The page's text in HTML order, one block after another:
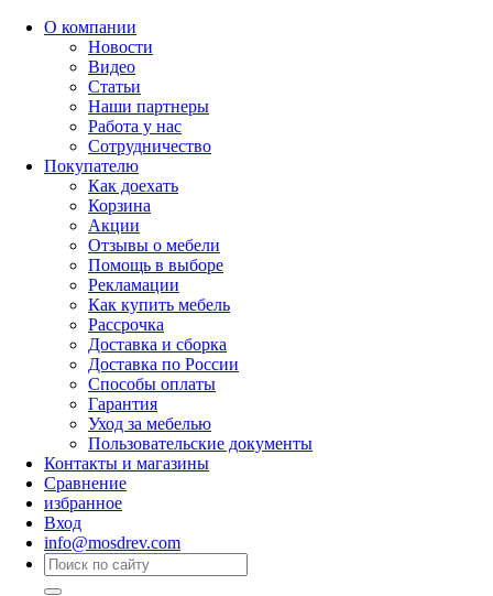
О компании
Новости
Видео
Статьи
Наши партнеры
Работа у нас
Сотрудничество
Покупателю
Как доехать
Корзина
Акции
Отзывы о мебели
Помощь в выборе
Рекламации
Как купить мебель
Рассрочка
Доставка и сборка
Доставка по России
Способы оплаты
Гарантия
Уход за мебелью
Пользовательские документы
Контакты и магазины
Сравнение
избранное
Вход
info@mosdrev.com